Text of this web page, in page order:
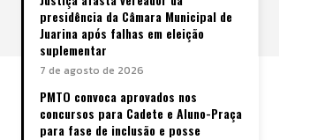
presidência da Câmara Municipal de
Juarina após falhas em eleição
suplementar
7 de agosto de 2026
PMTO convoca aprovados nos
concursos para Cadete e Aluno-Praça
para fase de inclusão e posse